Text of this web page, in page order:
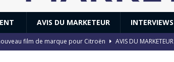
AVIS DU MARKETEUR INTERVIEWS
film de marque pour Citroën
AVIS DU MARKETEUR